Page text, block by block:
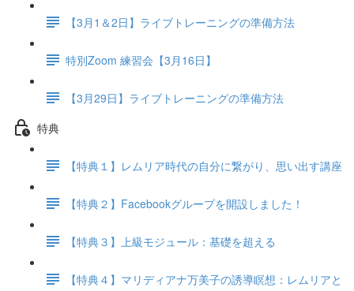
【3月1＆2日】ライブトレーニングの準備方法
特別Zoom 練習会【3月16日】
【3月29日】ライブトレーニングの準備方法
特典
【特典１】レムリア時代の自分に繋がり、思い出す講座
【特典２】Facebookグループを開設しました！
【特典３】上級モジュール：基礎を超える
【特典４】マリディアナ万美子の誘導瞑想：レムリアと